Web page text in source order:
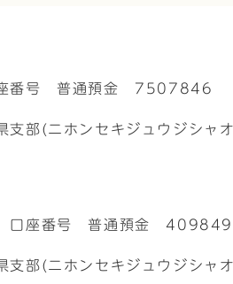
番号 普通預金 7507846
支部(ニホンセキジュウジ
口座番号 普通預金
県支部(ニホンセキジュウジ